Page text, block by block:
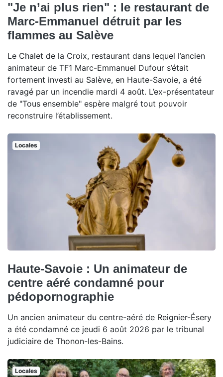
"Je n’ai plus rien" : le restaurant de
Marc-Emmanuel détruit par les
flammes au Salève
Le Chalet de la Croix, restaurant dans lequel l’ancien
animateur de TF1 Marc-Emmanuel Dufour s’était
fortement investi au Salève, en Haute-Savoie, a été
ravagé par un incendie mardi 4 août. L’ex-présentateur
de "Tous ensemble" espère malgré tout pouvoir
reconstruire l’établissement.
Locales
Haute-Savoie : Un animateur de
centre aéré condamné pour
pédopornographie
Un ancien animateur du centre-aéré de Reignier-Ésery
a été condamné ce jeudi 6 août 2026 par le tribunal
judiciaire de Thonon-les-Bains.
Locales